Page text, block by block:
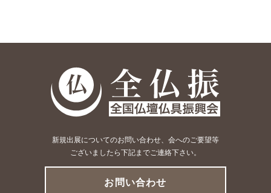
新規出展についてのお問い合わせ、会へのご要望等
ございましたら下記までご連絡下さい。
お問い合わせ